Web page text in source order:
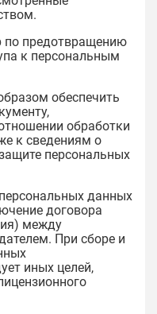
по предотвращению
к персональным
обеспечить
обработки
к сведениям о
персональных
данных
договора
между
При сборе и
иных целей,